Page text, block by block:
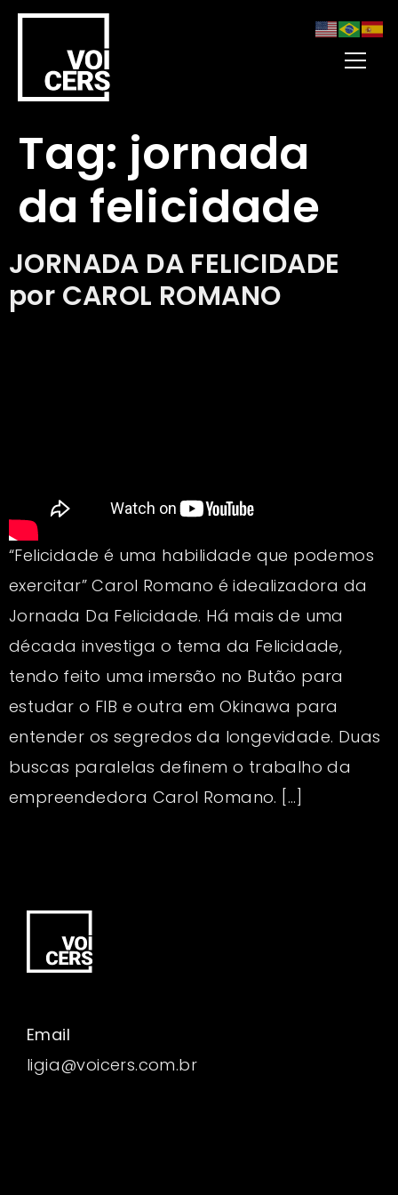
Tag: jornada
da felicidade
JORNADA DA FELICIDADE
por CAROL ROMANO
“Felicidade é uma habilidade que podemos
exercitar” Carol Romano é idealizadora da
Jornada Da Felicidade. Há mais de uma
década investiga o tema da Felicidade,
tendo feito uma imersão no Butão para
estudar o FIB e outra em Okinawa para
entender os segredos da longevidade. Duas
buscas paralelas definem o trabalho da
empreendedora Carol Romano. […]
Email
ligia@voicers.com.br